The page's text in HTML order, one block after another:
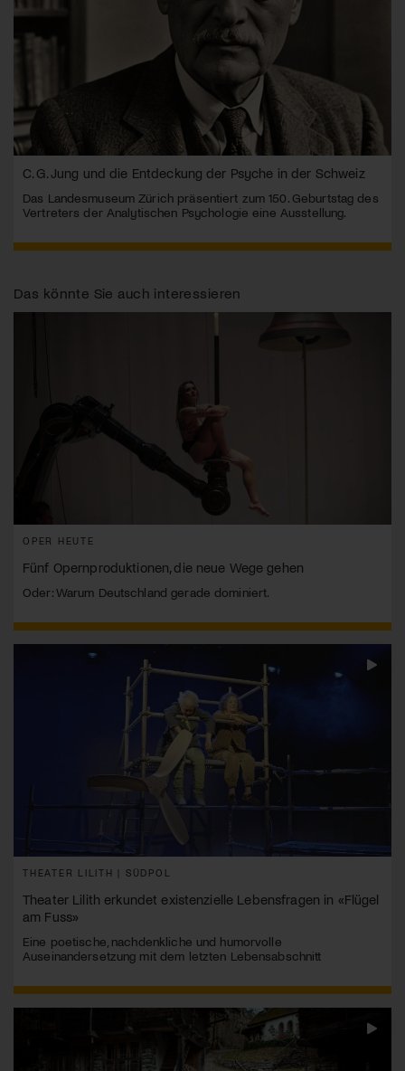
C. G. Jung und die Entdeckung der Psyche in der Schweiz
Das Landesmuseum Zürich präsentiert zum 150. Geburtstag des
Vertreters der Analytischen Psychologie eine Ausstellung.
Das könnte Sie auch interessieren
OPER HEUTE
Fünf Opernproduktionen, die neue Wege gehen
Oder: Warum Deutschland gerade dominiert.
THEATER LILITH | SÜDPOL
Theater Lilith erkundet existenzielle Lebensfragen in «Flügel
am Fuss»
Eine poetische, nachdenkliche und humorvolle
Auseinandersetzung mit dem letzten Lebensabschnitt